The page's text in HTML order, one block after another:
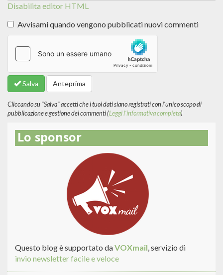
Disabilita editor HTML
informazioni
formati
del
Avvisami quando vengono pubblicati nuovi commenti
Salva Anteprima
Cliccando su "Salva" accetti che i tuoi dati siano registrati con l'unico scopo di
pubblicazione e gestione dei commenti (Leggi l'informativa completa)
Lo sponsor
Questo blog è supportato daVOXmail, servizio di
invio newsletter facile e veloce